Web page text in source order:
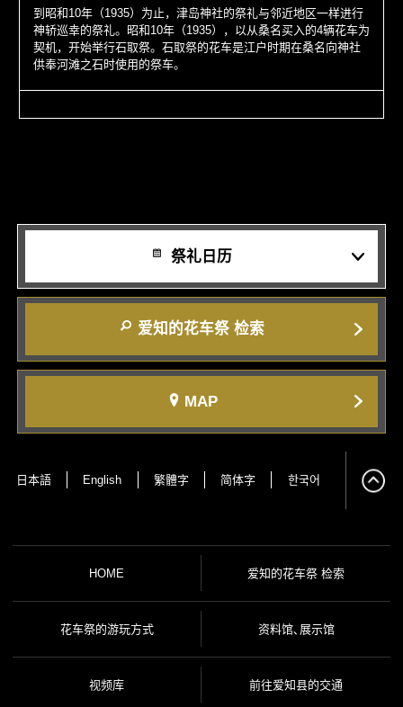
到昭和10年（1935）为止，津岛神社的祭礼与邻近地区一样进行
神轿巡幸的祭礼。昭和10年（1935），以从桑名买入的4辆花车为
契机，开始举行石取祭。石取祭的花车是江户时期在桑名向神社
供奉河滩之石时使用的祭车。
祭礼日历
爱知的花车祭 检索
MAP
日本語 English 繁體字 简体字 한국어
HOME 爱知的花车祭 检索
花车祭的游玩方式 资料馆､展示馆
视频库 前往爱知县的交通